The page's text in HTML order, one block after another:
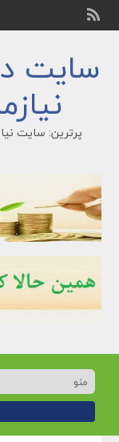
سایت
پرترین: سایت